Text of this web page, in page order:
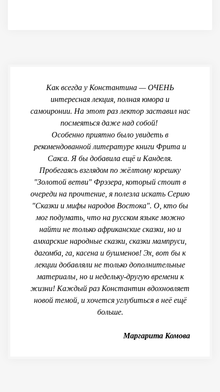
Как всегда у Константина — ОЧЕНЬ
интересная лекция, полная юмора и
самоиронии. На этот раз лектор заставил нас
посмеяться даже над собой!
Особенно приятно было увидеть в
рекомендованной литературе книги Фрита и
Сакса. Я бы добавила ещё и Канделя.
Пробегаясь взглядом по жёлтому корешку
"Золотой ветви" Фрэзера, который стоит в
очереди на прочтение, я полезла искать Серию
"Сказки и мифы народов Востока". О, кто бы
мог подумать, что на русском языке можно
найти не только африканские сказки, но и
амхарские народные сказки, сказки мампруси,
дагомба, га, касена и бушменов! Эх, вот бы к
лекции добавляли не только дополнительные
материалы, но и недельку-другую времени к
жизни! Каждый раз Константин вдохновляет
новой темой, и хочется углубиться в неё ещё
больше.
Маргарита Комова